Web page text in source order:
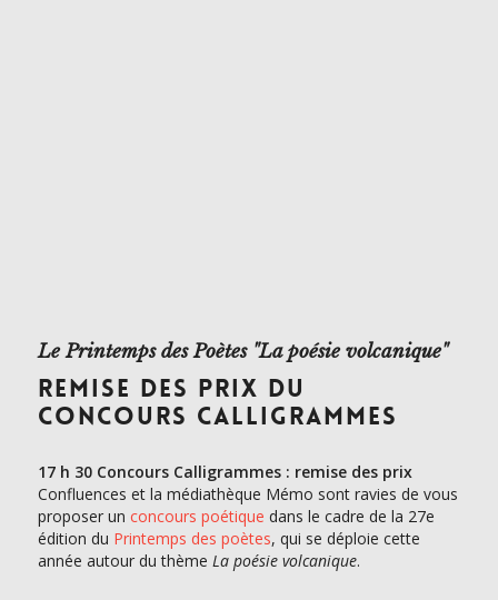
Le Printemps des Poètes "La poésie volcanique"
REMISE DES PRIX DU
CONCOURS CALLIGRAMMES
17 h 30 Concours Calligrammes : remise des prix
Confluences et la médiathèque Mémo sont ravies de vous
proposer un concours poétique dans le cadre de la 27e
édition du Printemps des poètes, qui se déploie cette
année autour du thème La poésie volcanique.